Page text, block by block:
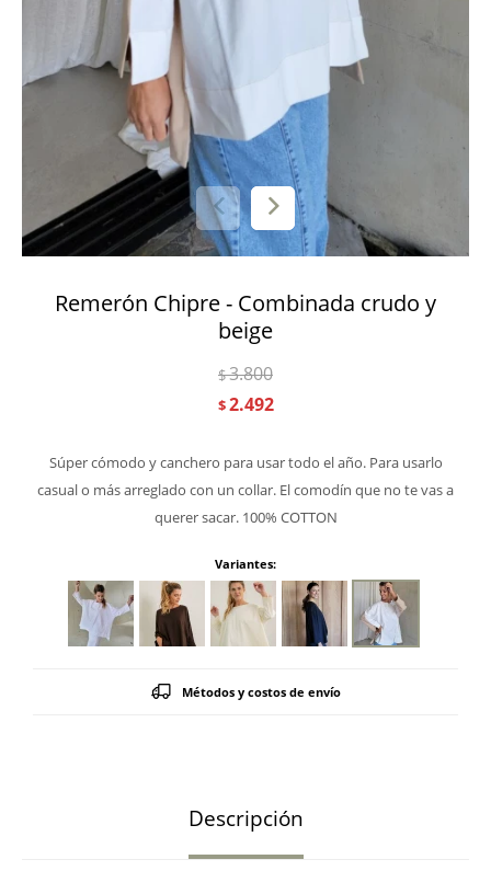
Remerón Chipre - Combinada crudo y
beige
$2.492
$3.800
Súper cómodo y canchero para usar todo el año. Para usarlo
casual o más arreglado con un collar. El comodín que no te vas a
querer sacar. 100% COTTON
Variantes:
Métodos y costos de envío
Descripción